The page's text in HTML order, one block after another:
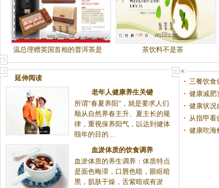
温总理赠英国首相的普洱茶是
怎么制作的？
茶饮料不是茶
延伸阅读
老年人健康养生关键
所谓“春夏养阳”，就是要求人们
顺从自然界春主升、夏主长的规
律，重视保养阳气，以达到健体
颐年的目的...
血淤体质的饮食调养
血淤体质的养生调养：体质特点
是面色晦滞，口唇色暗，眼眶暗
黑，肌肤干燥，舌紫暗或有淤
三餐饮食
健康减肥
健康状况
从指甲看
健康吃海